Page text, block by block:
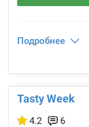
Подробнее
Tasty Week
4.2 6